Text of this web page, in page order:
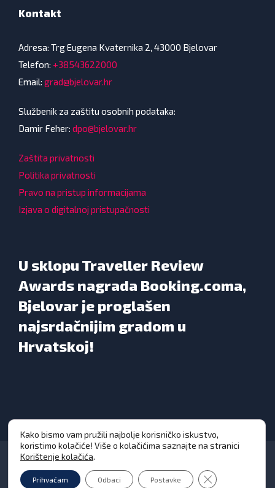
Kontakt
Adresa: Trg Eugena Kvaternika 2, 43000 Bjelovar
Telefon: +38543622000
Email: grad@bjelovar.hr
Službenik za zaštitu osobnih podataka:
Damir Feher: dpo@bjelovar.hr
Zaštita privatnosti
Politika privatnosti
Pravo na pristup informacijama
Izjava o digitalnoj pristupačnosti
U sklopu Traveller Review
Awards nagrada Booking.coma,
Bjelovar je proglašen
najsrdačnijim gradom u
Hrvatskoj!
Kako bismo vam pružili najbolje korisničko iskustvo,
koristimo kolačiće! Više o kolačićima saznajte na stranici
Korištenje kolačića.
Prihvaćam Odbaci Postavke Close GDPR